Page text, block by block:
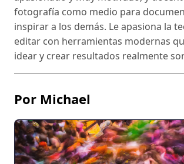
fotografía como medio para
inspirar a los demás. Le apasiona la
editar con herramientas modernas
idear y crear resultados realmente
Por Michael